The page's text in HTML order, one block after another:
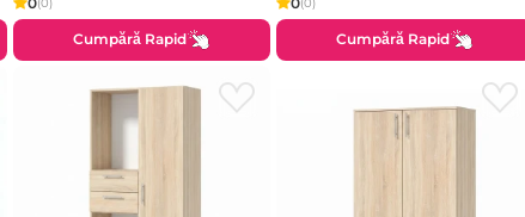
(0)
Cumpără Rapid
(0)
Cumpără Rapid